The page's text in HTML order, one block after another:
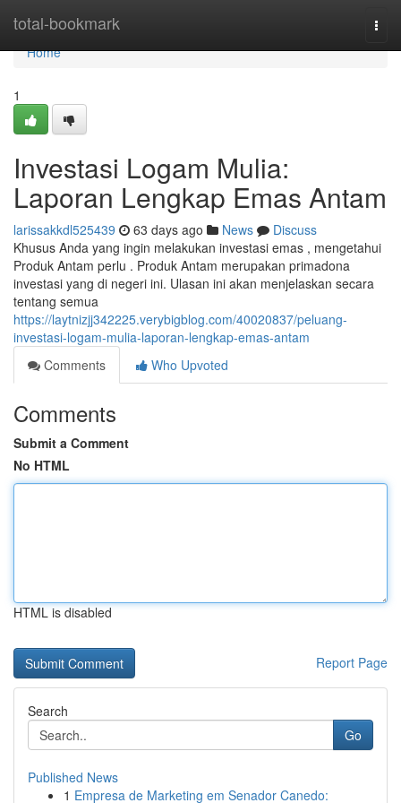
total-bookmark
Home
Home
1
Investasi Logam Mulia:
Laporan Lengkap Emas Antam
larissakkdl525439 63 days ago News
Discuss
Khusus Anda yang ingin melakukan investasi emas , mengetahui
Produk Antam perlu . Produk Antam merupakan primadona
investasi yang di negeri ini. Ulasan ini akan menjelaskan secara
tentang semua
https://laytnizjj342225.verybigblog.com/40020837/peluang-
investasi-logam-mulia-laporan-lengkap-emas-antam
Comments
Who Upvoted
Comments
Submit a Comment
No HTML
HTML is disabled
Report Page
Search
Go
Published News
1 Empresa de Marketing em Senador Canedo: